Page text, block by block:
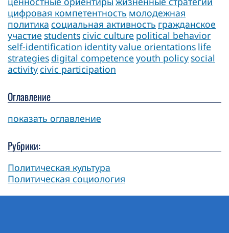
цифровая компетентность молодежная
политика социальная активность гражданское
участие students civic culture political behavior
self-identification identityvalue orientations life
strategies digital competence youth policy social
activity civic participation
Оглавление
показать оглавление
Рубрики:
Политическая культура
Политическая социология